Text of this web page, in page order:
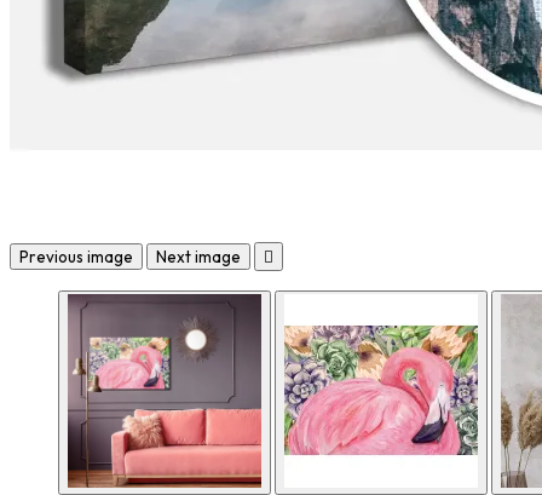
Previous image Next image 